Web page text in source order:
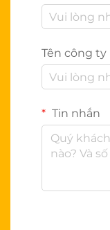
Tên công ty
Tin nhắn